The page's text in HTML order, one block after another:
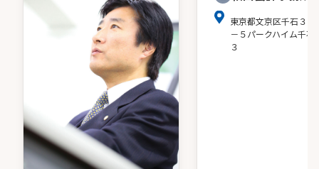
東京都文京区千石３－
－５パークハイム千石
３